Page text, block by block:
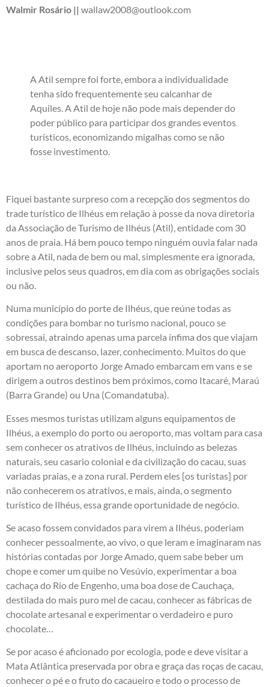
Walmir Rosário || wallaw2008@outlook.com
A Atil sempre foi forte, embora a individualidade
tenha sido frequentemente seu calcanhar de
Aquiles. A Atil de hoje não pode mais depender do
poder público para participar dos grandes eventos
turísticos, economizando migalhas como se não
fosse investimento.
Fiquei bastante surpreso com a recepção dos segmentos do
trade turístico de Ilhéus em relação à posse da nova diretoria
da Associação de Turismo de Ilhéus (Atil), entidade com 30
anos de praia. Há bem pouco tempo ninguém ouvia falar nada
sobre a Atil, nada de bem ou mal, simplesmente era ignorada,
inclusive pelos seus quadros, em dia com as obrigações sociais
ou não.
Numa município do porte de Ilhéus, que reúne todas as
condições para bombar no turismo nacional, pouco se
sobressai, atraindo apenas uma parcela ínfima dos que viajam
em busca de descanso, lazer, conhecimento. Muitos do que
aportam no aeroporto Jorge Amado embarcam em vans e se
dirigem a outros destinos bem próximos, como Itacaré, Maraú
(Barra Grande) ou Una (Comandatuba).
Esses mesmos turistas utilizam alguns equipamentos de
Ilhéus, a exemplo do porto ou aeroporto, mas voltam para casa
sem conhecer os atrativos de Ilhéus, incluindo as belezas
naturais, seu casario colonial e da civilização do cacau, suas
variadas praias, e a zona rural. Perdem eles [os turistas] por
não conhecerem os atrativos, e mais, ainda, o segmento
turístico de Ilhéus, essa grande oportunidade de negócio.
Se acaso fossem convidados para virem a Ilhéus, poderiam
conhecer pessoalmente, ao vivo, o que leram e imaginaram nas
histórias contadas por Jorge Amado, quem sabe beber um
chope e comer um quibe no Vesúvio, experimentar a boa
cachaça do Rio de Engenho, uma boa dose de Cauchaça,
destilada do mais puro mel de cacau, conhecer as fábricas de
chocolate artesanal e experimentar o verdadeiro e puro
chocolate…
Se por acaso é aficionado por ecologia, pode e deve visitar a
Mata Atlântica preservada por obra e graça das roças de cacau,
conhecer o pé e o fruto do cacaueiro e todo o processo de